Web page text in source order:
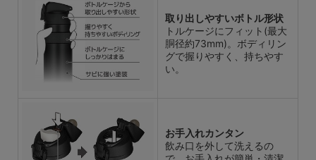
取り出しやすいボトル形状
トルケージにフィット(最大
胴径約73mm)。ボディリン
グで握りやすく、持ちやす
い。
お手入れカンタン
飲み口を外して洗えるの